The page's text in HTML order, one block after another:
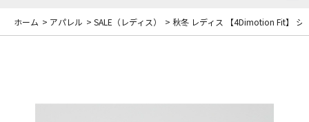
ホーム > アパレル > SALE（レディス） > 秋冬 レディス 【4Dimotion Fit】 シ